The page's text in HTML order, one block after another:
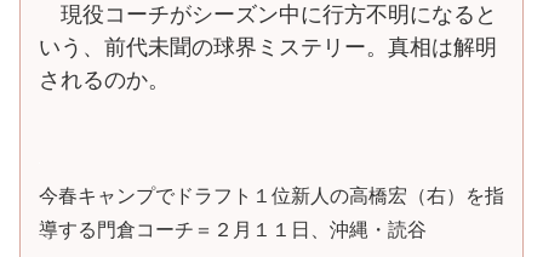
現役コーチがシーズン中に行方不明になると
いう、前代未聞の球界ミステリー。真相は解明
されるのか。
今春キャンプでドラフト１位新人の高橋宏（右）を指
導する門倉コーチ＝２月１１日、沖縄・読谷